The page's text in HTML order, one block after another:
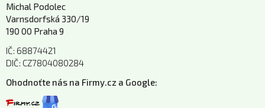
Michal Podolec
Varnsdorfská 330/19
190 00 Praha 9
IČ: 68874421
DIČ: CZ7804080284
Ohodnoťte nás na Firmy.cz a Google: